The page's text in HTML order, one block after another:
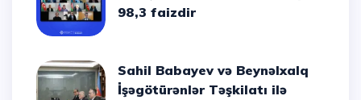
98,3 faizdir
Sahil Babayev və Beynəlxalq
İşəgötürənlər Təşkilatı ilə